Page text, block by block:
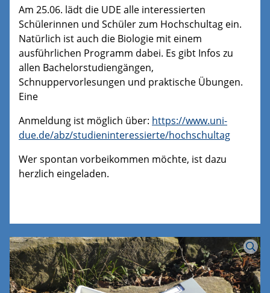
Am 25.06. lädt die UDE alle interessierten
Schülerinnen und Schüler zum Hochschultag ein.
Natürlich ist auch die Biologie mit einem
ausführlichen Programm dabei. Es gibt Infos zu
allen Bachelorstudiengängen,
Schnuppervorlesungen und praktische Übungen.
Eine
Anmeldung ist möglich über: https://www.uni-
due.de/abz/studieninteressierte/hochschultag
Wer spontan vorbeikommen möchte, ist dazu
herzlich eingeladen.